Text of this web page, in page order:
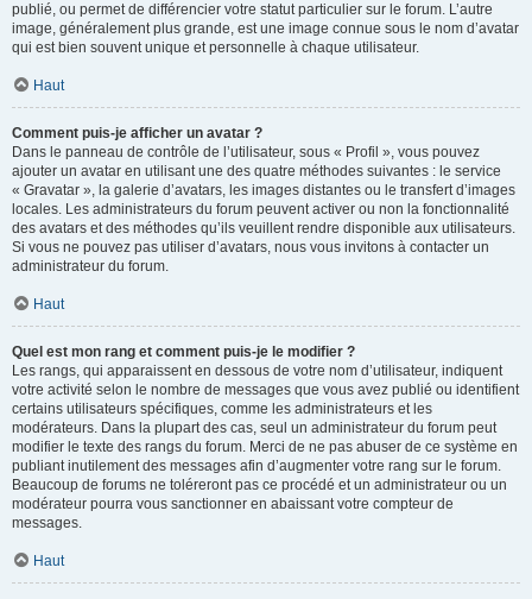
publié, ou permet de différencier votre statut particulier sur le forum. L’autre
image, généralement plus grande, est une image connue sous le nom d’avatar
qui est bien souvent unique et personnelle à chaque utilisateur.
Haut
Comment puis-je afficher un avatar ?
Dans le panneau de contrôle de l’utilisateur, sous « Profil », vous pouvez
ajouter un avatar en utilisant une des quatre méthodes suivantes : le service
« Gravatar », la galerie d’avatars, les images distantes ou le transfert d’images
locales. Les administrateurs du forum peuvent activer ou non la fonctionnalité
des avatars et des méthodes qu’ils veuillent rendre disponible aux utilisateurs.
Si vous ne pouvez pas utiliser d’avatars, nous vous invitons à contacter un
administrateur du forum.
Haut
Quel est mon rang et comment puis-je le modifier ?
Les rangs, qui apparaissent en dessous de votre nom d’utilisateur, indiquent
votre activité selon le nombre de messages que vous avez publié ou identifient
certains utilisateurs spécifiques, comme les administrateurs et les
modérateurs. Dans la plupart des cas, seul un administrateur du forum peut
modifier le texte des rangs du forum. Merci de ne pas abuser de ce système en
publiant inutilement des messages afin d’augmenter votre rang sur le forum.
Beaucoup de forums ne toléreront pas ce procédé et un administrateur ou un
modérateur pourra vous sanctionner en abaissant votre compteur de
messages.
Haut